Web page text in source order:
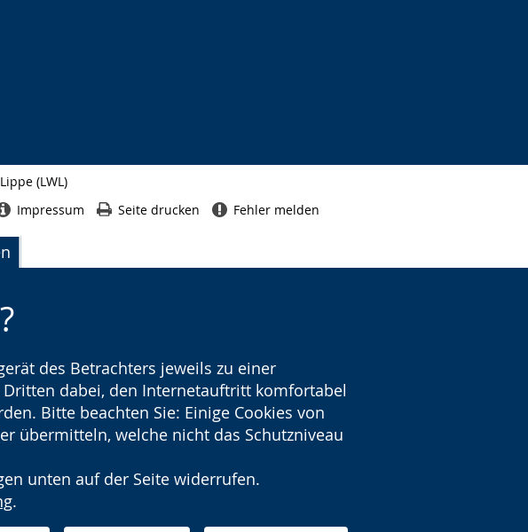
des Betrachters jeweils zu einer
dabei, den Internetauftritt komfortabel
Bitte beachten Sie: Einige Cookies von
übermitteln, welche nicht das Schutzniveau
unten auf der Seite widerrufen.
.
(LWL)
Impressum Seite drucken Fehler melden